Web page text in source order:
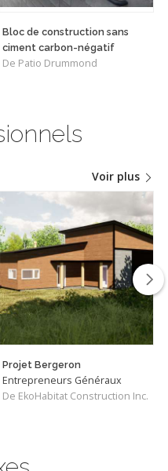
Bloc de construction sans
ciment carbon-négatif
De Patio Drummond
Voir plus
Projet Bergeron
Entrepreneurs Généraux
De EkoHabitat Construction Inc.